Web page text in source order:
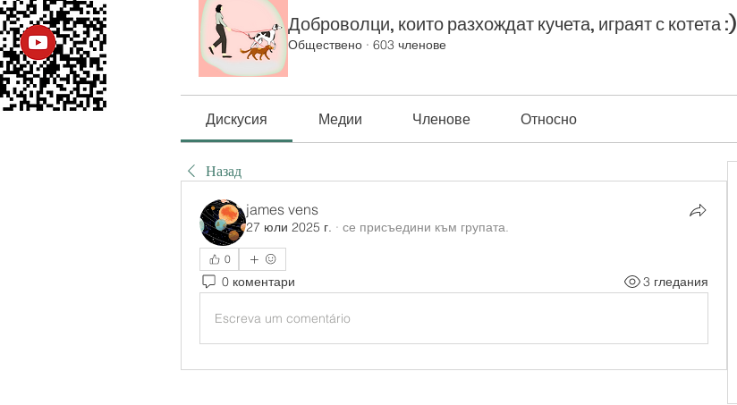
Доброволци, които разхождат кучета, играят с котета :)
Обществено · 603 членове
Дискусия Медии Членове Относно
Назад
james vens
27 юли 2025 г. · се присъедини към групата.
0
0 коментари 3 гледания
Escreva um comentário